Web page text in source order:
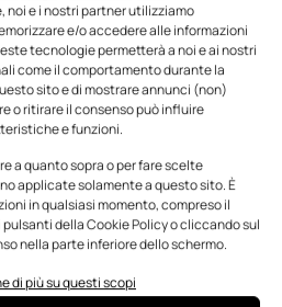
noi e i nostri partner utilizziamo
e/o accedere alle informazioni
tecnologie permetterà a noi e ai nostri
come il comportamento durante la
sito e di mostrare annunci (non)
o ritirare il consenso può influire
e funzioni.
a quanto sopra o per fare scelte
applicate solamente a questo sito. È
in qualsiasi momento, compreso il
della Cookie Policy o cliccando sul
nella parte inferiore dello schermo.
di più su questi scopi
come potenziali sensori per i